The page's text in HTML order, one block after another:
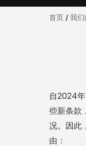
首页 / 我
自2024
些新条款
况。因此
由：